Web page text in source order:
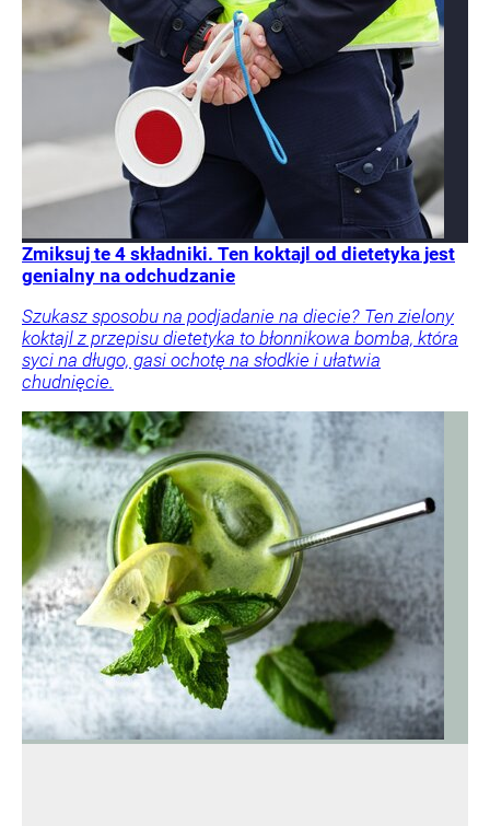
Zmiksuj te 4 składniki. Ten koktajl od dietetyka jest
genialny na odchudzanie
Szukasz sposobu na podjadanie na diecie? Ten zielony
koktajl z przepisu dietetyka to błonnikowa bomba, która
syci na długo, gasi ochotę na słodkie i ułatwia
chudnięcie.